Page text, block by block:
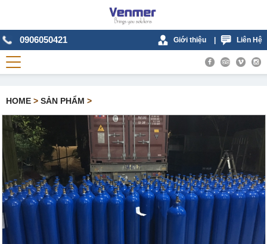
0906050421 Giới thiệu Liên Hệ
HOME > SẢN PHẨM >